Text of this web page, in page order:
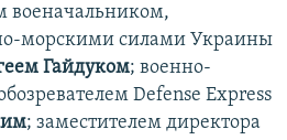
военачальником,
морскими силами Украины
Гайдуком; военно-
Defense Express
; заместителем директора